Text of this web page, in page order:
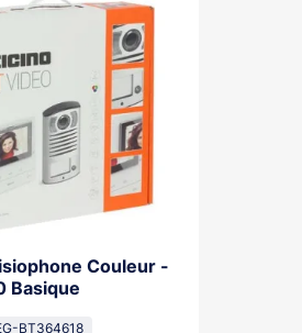
Couleur -
Basique
BT364618